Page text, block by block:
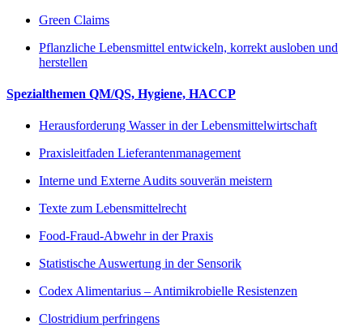
Green Claims
Pflanzliche Lebensmittel entwickeln, korrekt ausloben und
herstellen
Spezialthemen QM/QS, Hygiene, HACCP
Herausforderung Wasser in der Lebensmittelwirtschaft
Praxisleitfaden Lieferantenmanagement
Interne und Externe Audits souverän meistern
Texte zum Lebensmittelrecht
Food-Fraud-Abwehr in der Praxis
Statistische Auswertung in der Sensorik
Codex Alimentarius – Antimikrobielle Resistenzen
Clostridium perfringens